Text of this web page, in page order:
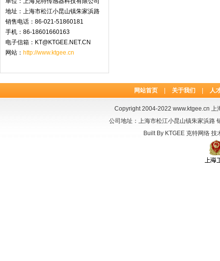
地址：上海市松江小昆山镇朱家浜路
销售电话：86-021-51860181
手机：86-18601660163
电子信箱：KT@KTGEE.NET.CN
网站： http://www.ktgee.cn
网站首页 关于我们 人
Copyright 2004-2022 www.ktgee.cn 上
公司地址：上海市松江小昆山镇朱家浜路
Built By KTGEE 克特网络技